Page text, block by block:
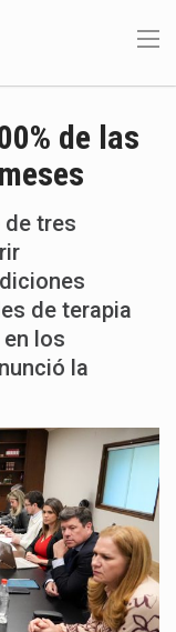
de las
de tres
de terapia
los
la